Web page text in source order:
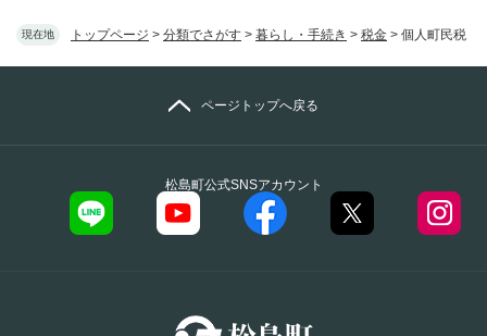
現在地 トップページ > 分類でさがす > 暮らし・手続き > 税金 > 個人町民税
松島町公式SNSアカウント
ページトップへ戻る